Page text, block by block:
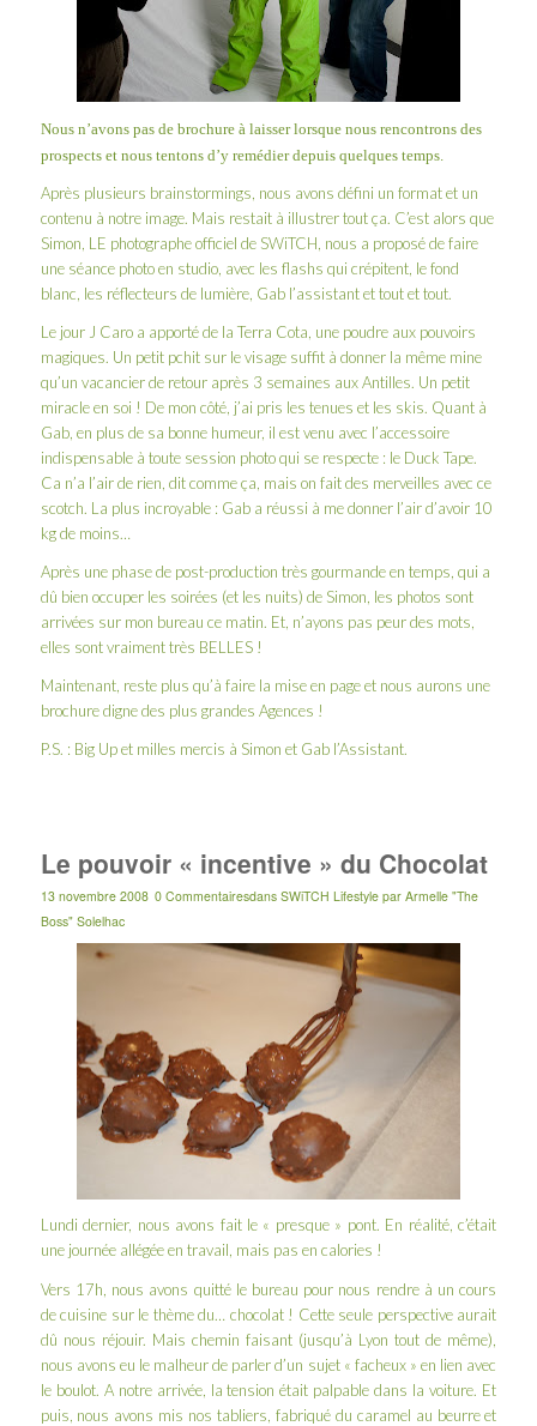
Nous n’avons pas de brochure à laisser lorsque nous rencontrons des
prospects et nous tentons d’y remédier depuis quelques temps.
Après plusieurs brainstormings, nous avons défini un format et un
contenu à notre image. Mais restait à illustrer tout ça. C’est alors que
Simon, LE photographe officiel de SWiTCH, nous a proposé de faire
une séance photo en studio, avec les flashs qui crépitent, le fond
blanc, les réflecteurs de lumière, Gab l’assistant et tout et tout.
Le jour J Caro a apporté de la Terra Cota, une poudre aux pouvoirs
magiques. Un petit pchit sur le visage suffit à donner la même mine
qu’un vacancier de retour après 3 semaines aux Antilles. Un petit
miracle en soi ! De mon côté, j’ai pris les tenues et les skis. Quant à
Gab, en plus de sa bonne humeur, il est venu avec l’accessoire
indispensable à toute session photo qui se respecte : le Duck Tape.
Ca n’a l’air de rien, dit comme ça, mais on fait des merveilles avec ce
scotch. La plus incroyable : Gab a réussi à me donner l’air d’avoir 10
kg de moins…
Après une phase de post-production très gourmande en temps, qui a
dû bien occuper les soirées (et les nuits) de Simon, les photos sont
arrivées sur mon bureau ce matin. Et, n’ayons pas peur des mots,
elles sont vraiment très BELLES !
Maintenant, reste plus qu’à faire la mise en page et nous aurons une
brochure digne des plus grandes Agences !
P.S. : Big Up et milles mercis à Simon et Gab l’Assistant.
Le pouvoir « incentive » du Chocolat
13 novembre 2008 0 Commentairesdans SWiTCH Lifestyle par Armelle "The
Boss" Solelhac
Lundi dernier, nous avons fait le « presque » pont. En réalité, c’était
une journée allégée en travail, mais pas en calories !
Vers 17h, nous avons quitté le bureau pour nous rendre à un cours
de cuisine sur le thème du… chocolat ! Cette seule perspective aurait
dû nous réjouir. Mais chemin faisant (jusqu’à Lyon tout de même),
nous avons eu le malheur de parler d’un sujet « facheux » en lien avec
le boulot. A notre arrivée, la tension était palpable dans la voiture. Et
puis, nous avons mis nos tabliers, fabriqué du caramel au beurre et